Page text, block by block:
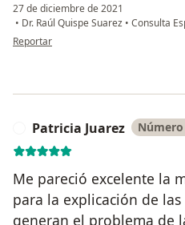
27 de diciembre de 2021
• Dr. Raúl Quispe Suarez • Consulta
en opinión del usuario Jenny Ortiz
Reportar
Patricia Juarez
Me pareció excelente la
para la explicación de
generan el problema de